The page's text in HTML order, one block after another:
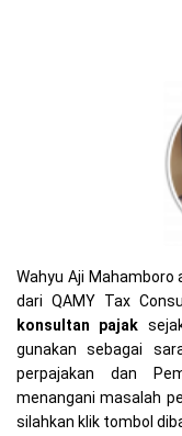
Wahyu Aji
dari QAMY Tax
konsultan pajak
gunakan sebagai
perpajakan dan
menangani masalah
silahkan klik tombol